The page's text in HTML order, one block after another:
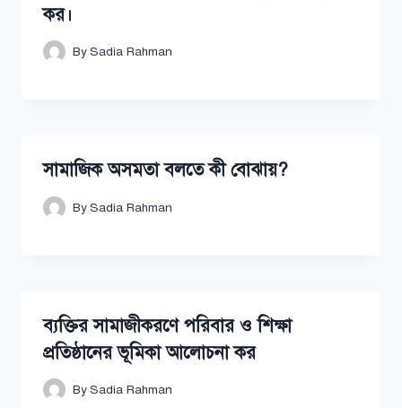
কর।
BySadia Rahman
সামাজিক অসমতা বলতে কী বোঝায়?
BySadia Rahman
ব্যক্তির সামাজীকরণে পরিবার ও শিক্ষা
প্রতিষ্ঠানের ভূমিকা আলোচনা কর
BySadia Rahman